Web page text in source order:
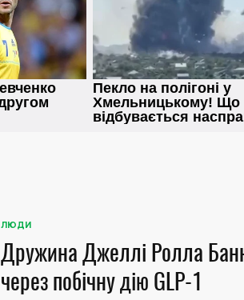
ЛЮДИ
Дружина Джеллі Ролла
через побічну дію GLP-1